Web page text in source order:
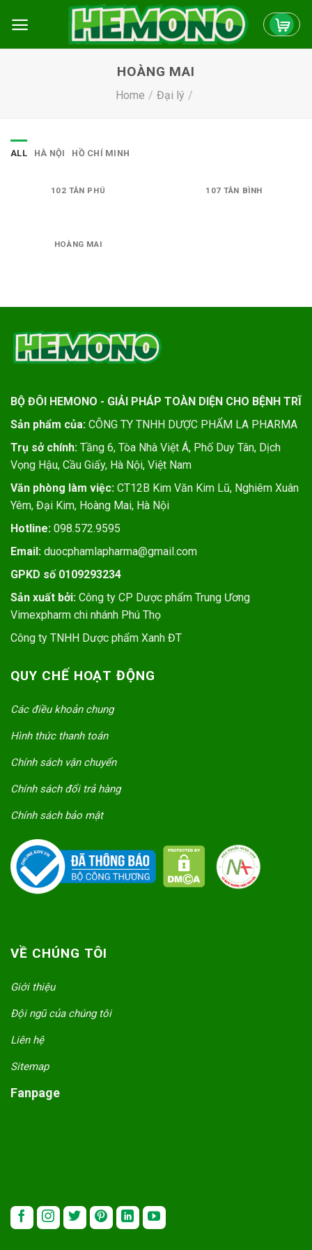
HOÀNG MAI
Home / Đại lý /
ALL HÀ NỘI HỒ CHÍ MINH
102 TÂN PHÚ 107 TÂN BÌNH
HOÀNG MAI
BỘ ĐÔI HEMONO - GIẢI PHÁP TOÀN DIỆN CHO BỆNH TRĨ
Sản phẩm của: CÔNG TY TNHH DƯỢC PHẨM LA PHARMA
Trụ sở chính: Tầng 6, Tòa Nhà Việt Á, Phố Duy Tân, Dịch
Vọng Hậu, Cầu Giấy, Hà Nội, Việt Nam
Văn phòng làm việc: CT12B Kim Văn Kim Lũ, Nghiêm Xuân
Yêm, Đại Kim, Hoàng Mai, Hà Nội
Hotline: 098.572.9595
Email: duocphamlapharma@gmail.com
GPKD số 0109293234
Sản xuất bởi: Công ty CP Dược phẩm Trung Ương
Vimexpharm chi nhánh Phú Thọ
Công ty TNHH Dược phẩm Xanh ĐT
QUY CHẾ HOẠT ĐỘNG
Các điều khoản chung
Hình thức thanh toán
Chính sách vận chuyển
Chính sách đổi trả hàng
Chính sách bảo mật
VỀ CHÚNG TÔI
Giới thiệu
Đội ngũ của chúng tôi
Liên hệ
Sitemap
Fanpage